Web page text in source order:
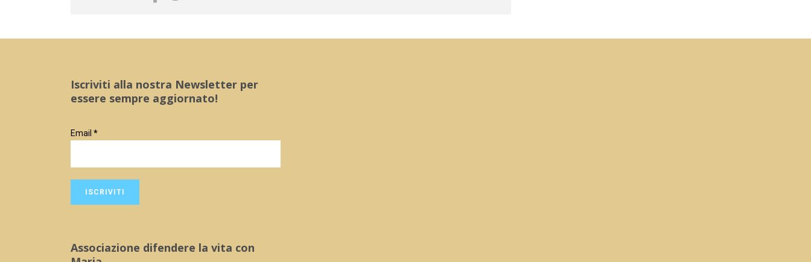
Iscriviti alla nostra Newsletter per
essere sempre aggiornato!
Email *
Associazione difendere la vita con